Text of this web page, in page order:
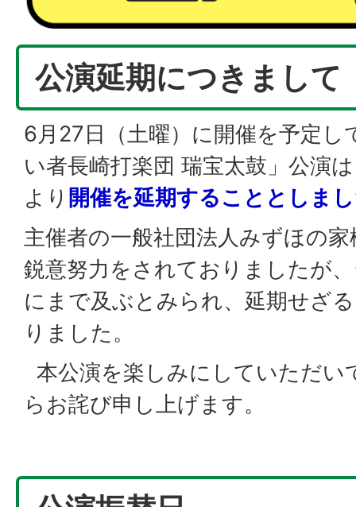
公演延期につきまして
6月27日（土曜）に開催を予定し
い者長崎打楽団 瑞宝太鼓」公演
より 開催を延期することとしま
主催者の一般社団法人みずほの
鋭意努力をされておりましたが
にまで及ぶとみられ、延期せざ
りました。
本公演を楽しみにしていただい
らお詫び申し上げます。